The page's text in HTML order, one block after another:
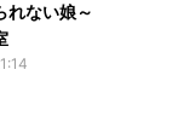
れない娘～